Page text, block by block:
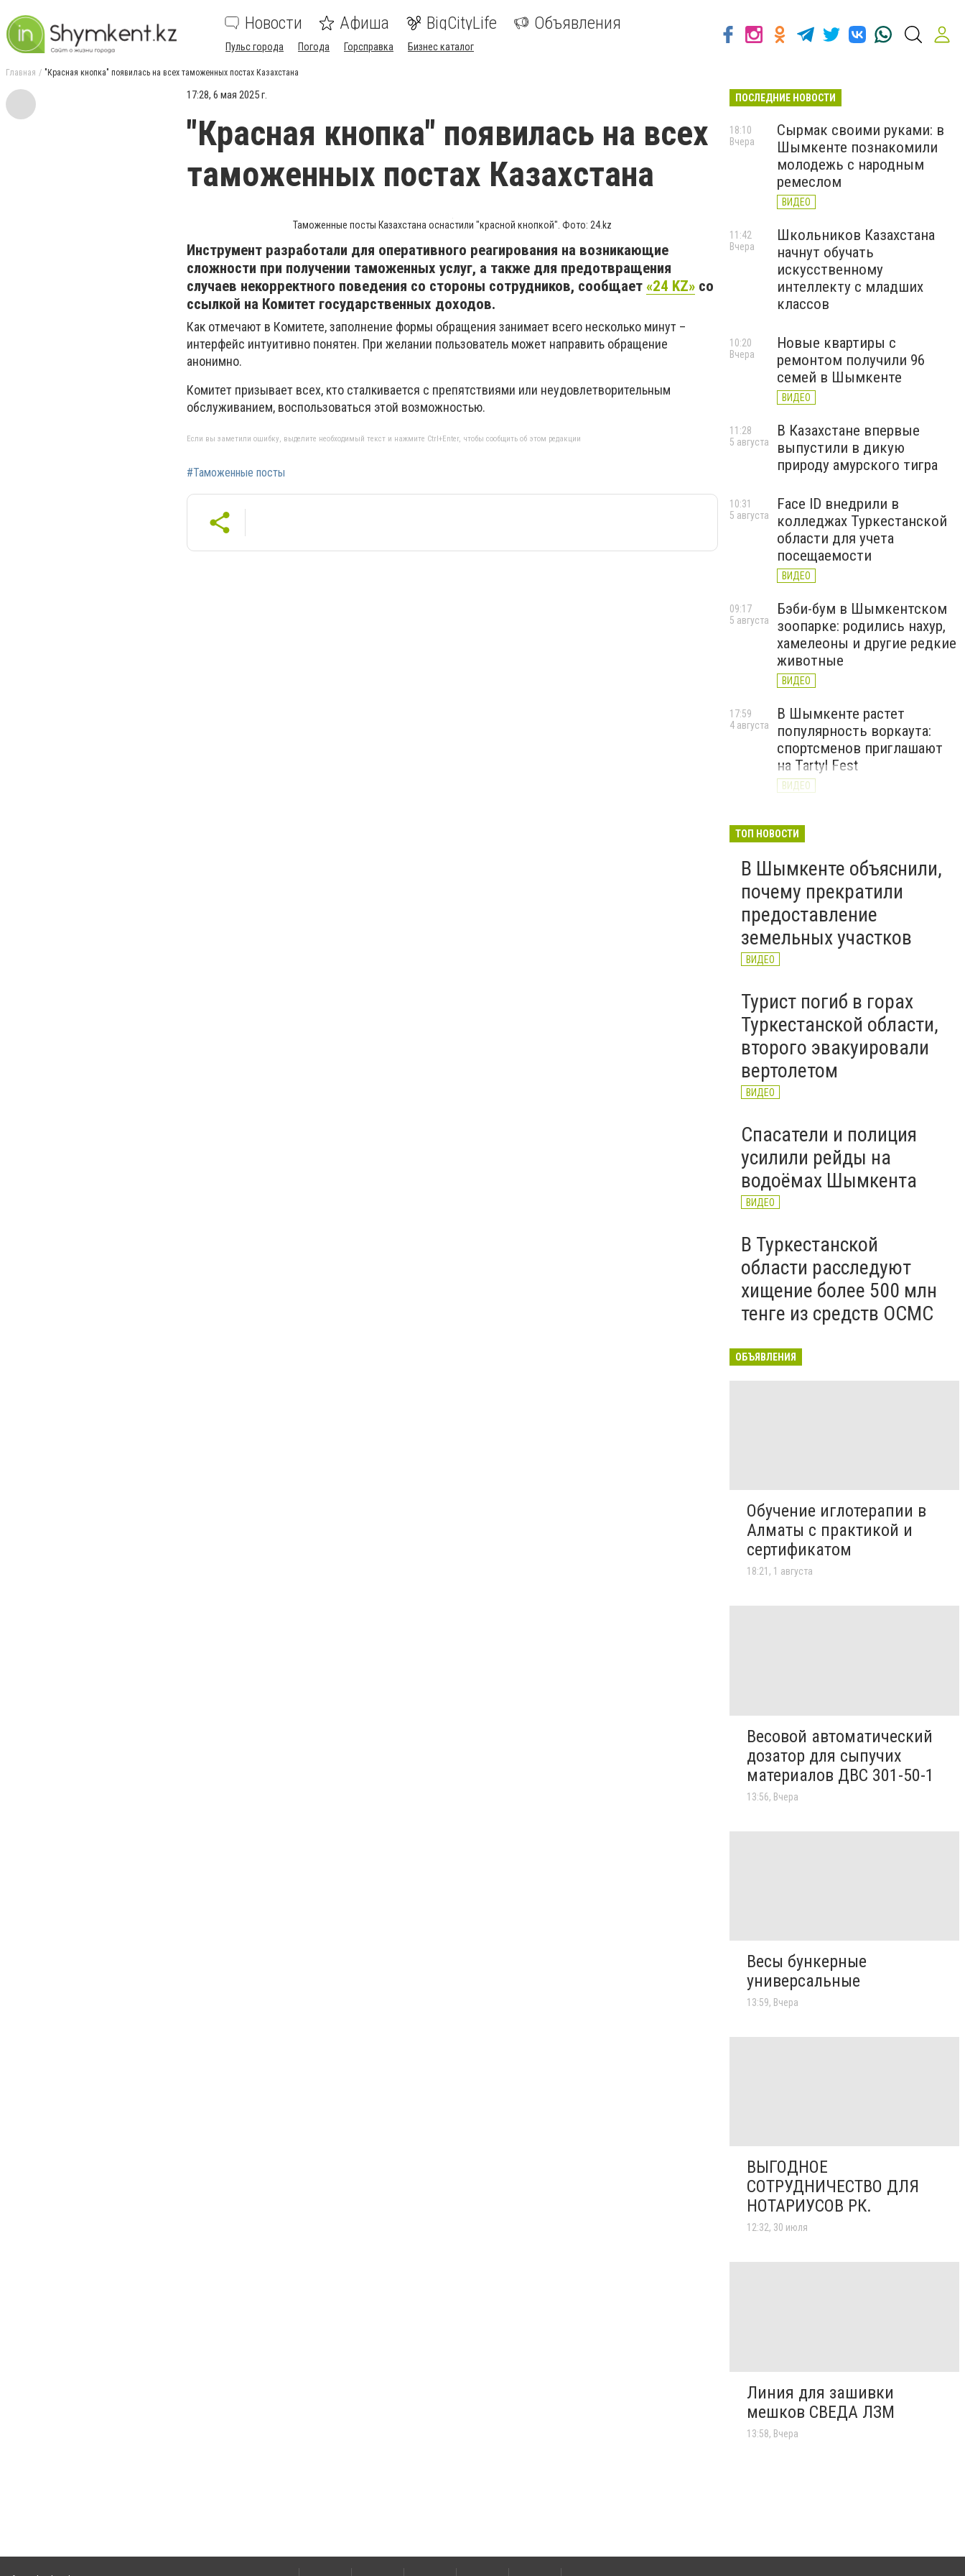
Новости Афиша BigCityLife Объявления
Пульс города Погода Горсправка Бизнес каталог
Главная "Красная кнопка" появилась на всех таможенных постах Казахстана
17:28, 6 мая 2025 г.
"Красная кнопка" появилась на всех
таможенных постах Казахстана
Таможенные посты Казахстана оснастили "красной кнопкой". Фото: 24.kz
Инструмент разработали для оперативного реагирования на возникающие
сложности при получении таможенных услуг, а также для предотвращения
случаев некорректного поведения со стороны сотрудников, сообщает «24 KZ» со
ссылкой на Комитет государственных доходов.
Как отмечают в Комитете, заполнение формы обращения занимает всего несколько минут –
интерфейс интуитивно понятен. При желании пользователь может направить обращение
анонимно.
Комитет призывает всех, кто сталкивается с препятствиями или неудовлетворительным
обслуживанием, воспользоваться этой возможностью.
Если вы заметили ошибку, выделите необходимый текст и нажмите Ctrl+Enter, чтобы сообщить об этом редакции
#Таможенные посты
ПОСЛЕДНИЕ НОВОСТИ
Сырмак своими руками: в
Шымкенте познакомили
молодежь с народным
ремеслом
ВИДЕО
18:10
Вчера
Школьников Казахстана
начнут обучать
искусственному
интеллекту с младших
классов
11:42
Вчера
Новые квартиры с
ремонтом получили 96
семей в Шымкенте
ВИДЕО
10:20
Вчера
В Казахстане впервые
выпустили в дикую
природу амурского тигра
11:28
5 августа
Face ID внедрили в
колледжах Туркестанской
области для учета
посещаемости
ВИДЕО
10:31
5 августа
Бэби-бум в Шымкентском
зоопарке: родились нахур,
хамелеоны и другие редкие
животные
ВИДЕО
09:17
5 августа
В Шымкенте растет
популярность воркаута:
спортсменов приглашают
на Tartyl Fest
ВИДЕО
17:59
4 августа
начала подготовку к
2026–2027
ВИДЕО
4 августа
ТОП НОВОСТИ
В Шымкенте объяснили,
почему прекратили
предоставление
земельных участков
ВИДЕО
Турист погиб в горах
Туркестанской области,
второго эвакуировали
вертолетом
ВИДЕО
Спасатели и полиция
усилили рейды на
водоёмах Шымкента
ВИДЕО
В Туркестанской
области расследуют
хищение более 500 млн
тенге из средств ОСМС
ОБЪЯВЛЕНИЯ
Обучение иглотерапии в
Алматы с практикой и
сертификатом
18:21, 1 августа
Весовой автоматический
дозатор для сыпучих
материалов ДВС 301-50-1
13:56, Вчера
Весы бункерные
универсальные
13:59, Вчера
ВЫГОДНОЕ
СОТРУДНИЧЕСТВО ДЛЯ
НОТАРИУСОВ РК.
12:32, 30 июля
Линия для зашивки
мешков СВЕДА ЛЗМ
13:58, Вчера